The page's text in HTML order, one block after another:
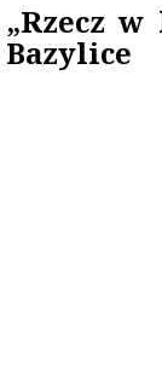
„Rzecz
Bazylice